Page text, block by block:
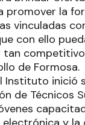
promover la
vinculadas
con ello
tan
de Formosa.
Instituto inició
de Técnicos